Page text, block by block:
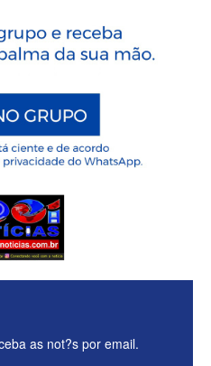
as not?s por email.